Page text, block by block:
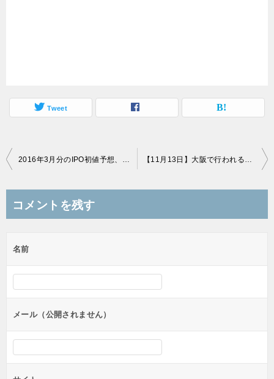
Tweet
投
ビ
ー
シ
ン
2016年3月分のIPO初値予想、ピタリ賞・ニアピン賞アマゾンギフト券送りました！ 【11月13日】大阪で行われる個人投資家オフ会というのに黒澤もお忍びで参加します
コメントを残す
名前
メール（公開されません）